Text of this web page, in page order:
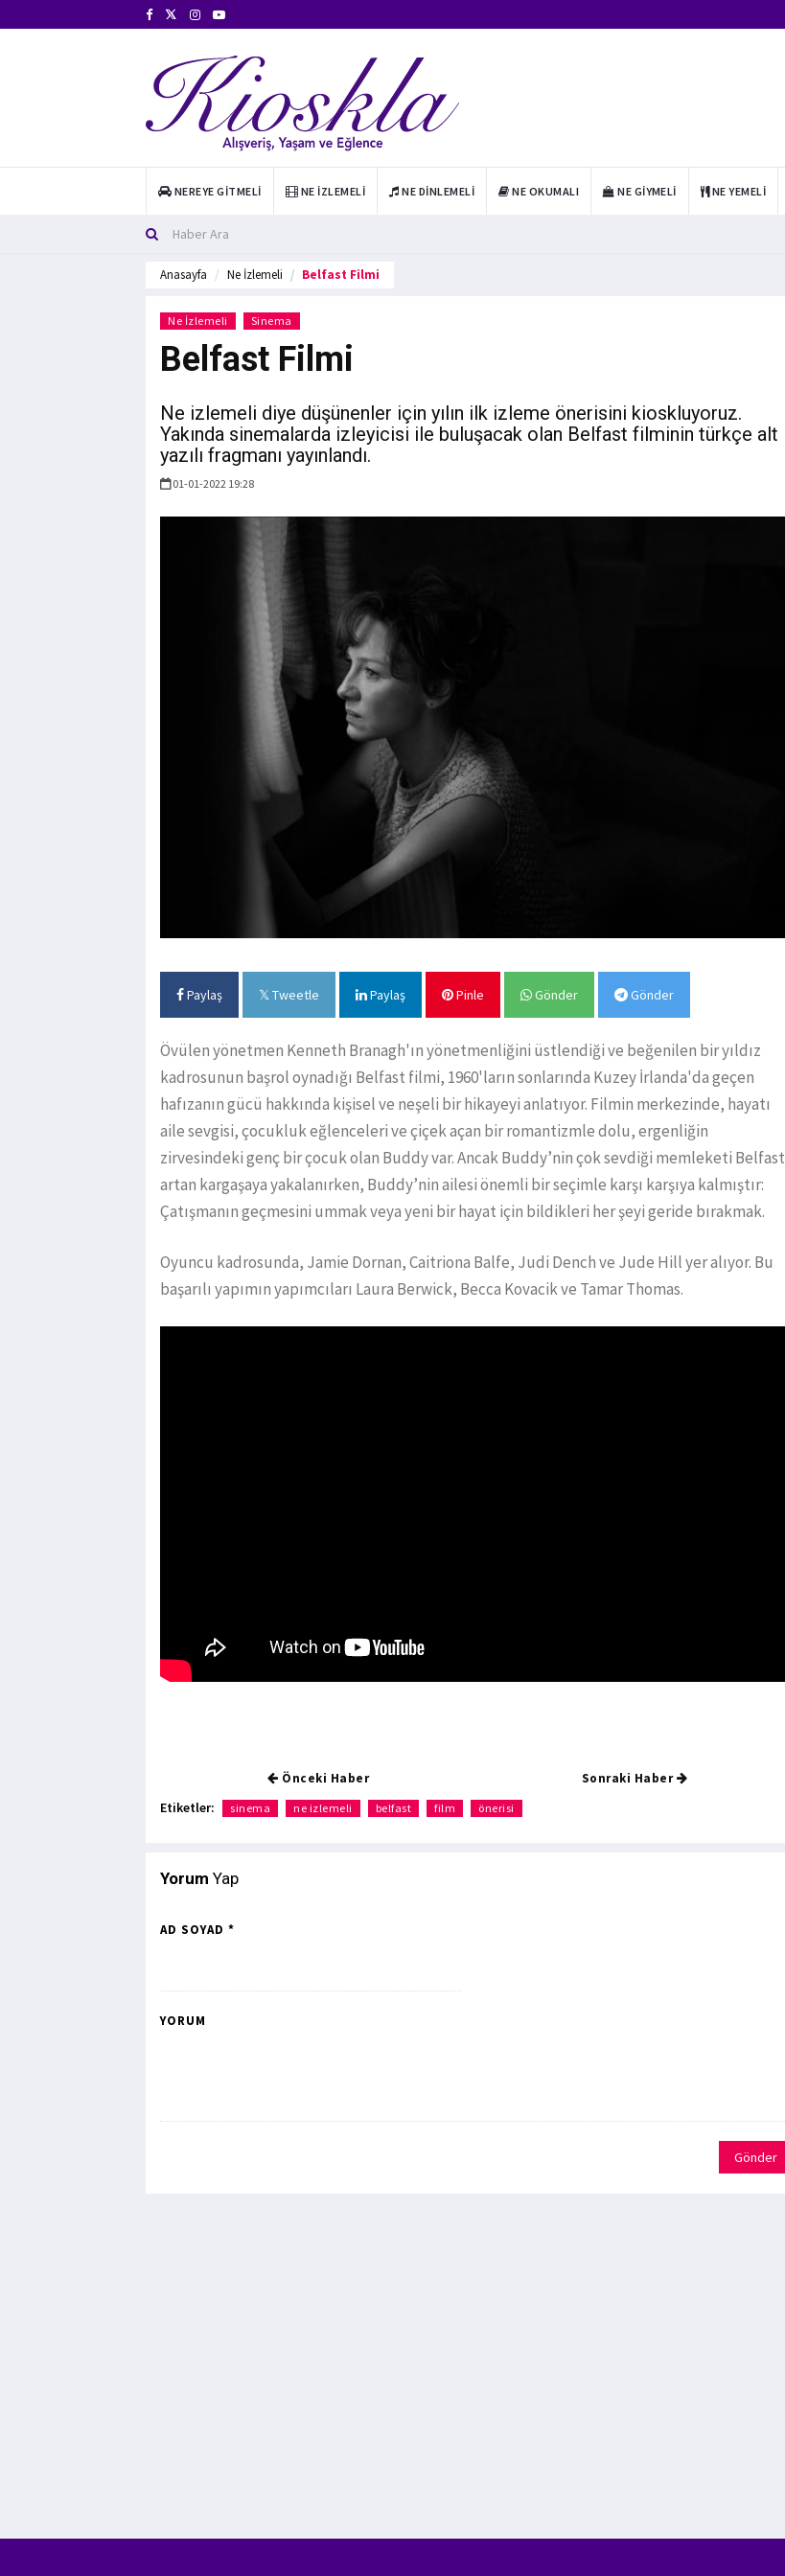
NEREYE GITMELI NE İZLEMELI NE DINLEMELI NE OKUMALI NE GIYMELI NE YEMELI
Anasayfa Ne İzlemeli Belfast Filmi
Ne İzlemeli Sinema
Belfast Filmi
Ne izlemeli diye düşünenler için yılın ilk izleme önerisini kioskluyoruz.
Yakında sinemalarda izleyicisi ile buluşacak olan Belfast filminin türkçe alt
yazılı fragmanı yayınlandı.
01-01-2022 19:28
Paylaş Tweetle Paylaş Pinle Gönder Gönder
Övülen yönetmen Kenneth Branagh'ın yönetmenliğini üstlendiği ve beğenilen bir yıldız
kadrosunun başrol oynadığı Belfast filmi, 1960'ların sonlarında Kuzey İrlanda'da geçen
hafızanın gücü hakkında kişisel ve neşeli bir hikayeyi anlatıyor. Filmin merkezinde, hayatı
aile sevgisi, çocukluk eğlenceleri ve çiçek açan bir romantizmle dolu, ergenliğin
zirvesindeki genç bir çocuk olan Buddy var. Ancak Buddy’nin çok sevdiği memleketi Belfast
artan kargaşaya yakalanırken, Buddy’nin ailesi önemli bir seçimle karşı karşıya kalmıştır:
Çatışmanın geçmesini ummak veya yeni bir hayat için bildikleri her şeyi geride bırakmak.
Oyuncu kadrosunda, Jamie Dornan, Caitriona Balfe, Judi Dench ve Jude Hill yer alıyor. Bu
başarılı yapımın yapımcıları Laura Berwick, Becca Kovacik ve Tamar Thomas.
Önceki Haber Sonraki Haber
Etiketler: sinema ne izlemeli belfast film önerisi
Yorum Yap
AD SOYAD *
YORUM
Gönder